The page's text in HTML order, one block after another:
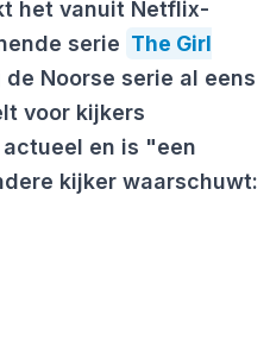
het vanuit Netflix-
serie The Girl
de Noorse serie al eens
voor kijkers
en is "een
kijker waarschuwt: